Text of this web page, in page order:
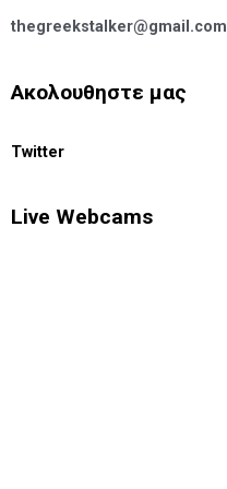
thegreekstalker@gmail.com
Ακολουθηστε μας
Twitter
Live Webcams